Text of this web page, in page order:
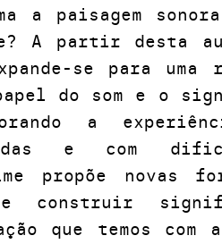
a paisagem sonora
A partir desta
se para uma
do som e o
a
e com
propõe novas
construir
que temos com